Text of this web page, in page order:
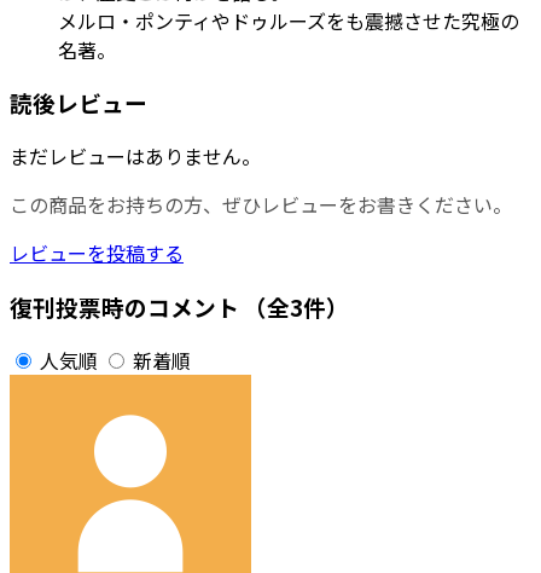
メルロ・ポンティやドゥルーズをも震撼させた究極の
名著。
読後レビュー
まだレビューはありません。
この商品をお持ちの方、ぜひレビューをお書きください。
レビューを投稿する
復刊投票時のコメント （全3件）
人気順 新着順